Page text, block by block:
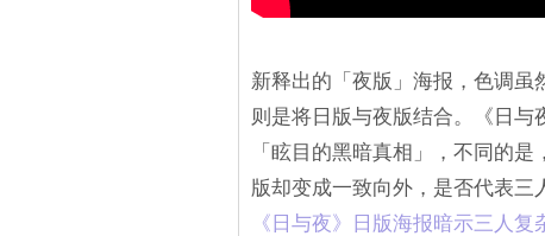
新释出的「夜版」海报，色调虽
则是将日版与夜版结合。《日
「眩目的黑暗真相」，不同的
版却变成一致向外，是否代表三
《日与夜》日版海报暗示三人复